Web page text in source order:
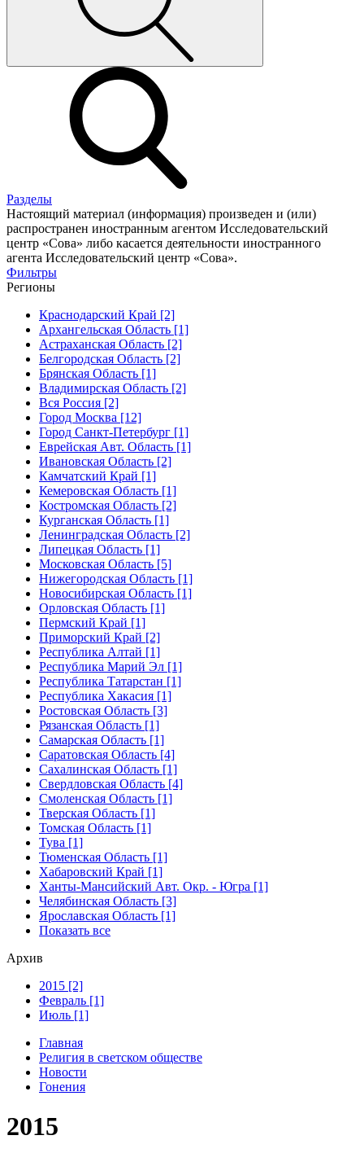
Разделы
Настоящий материал (информация) произведен и (или)
распространен иностранным агентом Исследовательский
центр «Сова» либо касается деятельности иностранного
агента Исследовательский центр «Сова».
Фильтры
Регионы
Краснодарский Край [2]
Архангельская Область [1]
Астраханская Область [2]
Белгородская Область [2]
Брянская Область [1]
Владимирская Область [2]
Вся Россия [2]
Город Москва [12]
Город Санкт-Петербург [1]
Еврейская Авт. Область [1]
Ивановская Область [2]
Камчатский Край [1]
Кемеровская Область [1]
Костромская Область [2]
Курганская Область [1]
Ленинградская Область [2]
Липецкая Область [1]
Московская Область [5]
Нижегородская Область [1]
Новосибирская Область [1]
Орловская Область [1]
Пермский Край [1]
Приморский Край [2]
Республика Алтай [1]
Республика Марий Эл [1]
Республика Татарстан [1]
Республика Хакасия [1]
Ростовская Область [3]
Рязанская Область [1]
Самарская Область [1]
Саратовская Область [4]
Сахалинская Область [1]
Свердловская Область [4]
Смоленская Область [1]
Тверская Область [1]
Томская Область [1]
Тува [1]
Тюменская Область [1]
Хабаровский Край [1]
Ханты-Мансийский Авт. Окр. - Югра [1]
Челябинская Область [3]
Ярославская Область [1]
Показать все
Архив
2015 [2]
Февраль [1]
Июль [1]
Главная
Религия в светском обществе
Новости
Гонения
2015